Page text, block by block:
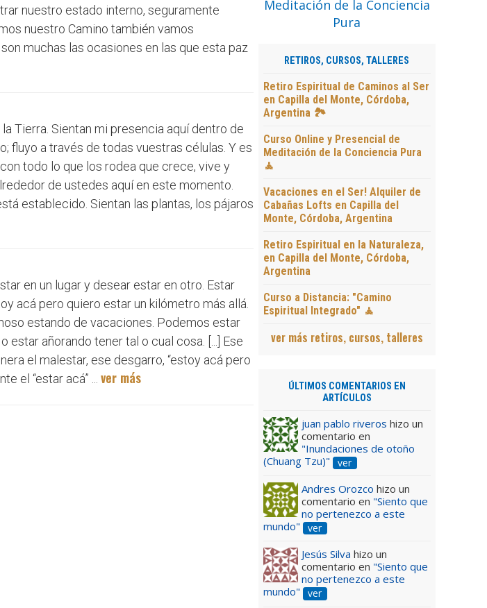
nuestro estado interno, seguramente
nuestro Camino también vamos
muchas las ocasiones en las que esta paz
Tierra. Sientan mi presencia aquí dentro de
fluyo a través de todas vuestras células. Y es
todo lo que los rodea que crece, vive y
de ustedes aquí en este momento.
establecido. Sientan las plantas, los pájaros
en un lugar y desear estar en otro. Estar
acá pero quiero estar un kilómetro más allá.
estando de vacaciones. Podemos estar
estar añorando tener tal o cual cosa. [...] Ese
el malestar, ese desgarro, “estoy acá pero
el “estar acá” ... ver más
RETIROS, CURSOS, TALLERES
Retiro Espiritual de Caminos al Ser
en Capilla del Monte, Córdoba,
Argentina 🏞️
Curso Online y Presencial de
Meditación de la Conciencia Pura
🧘
Vacaciones en el Ser! Alquiler de
Cabañas Lofts en Capilla del
Monte, Córdoba, Argentina
Retiro Espiritual en la Naturaleza,
en Capilla del Monte, Córdoba,
Argentina
Curso a Distancia: "Camino
Espiritual Integrado" 🧘
ver más retiros, cursos, talleres
ÚLTIMOS COMENTARIOS EN
ARTÍCULOS
juan pablo riveros hizo un
comentario en
"Inundaciones de otoño
(Chuang Tzu)"
ver
Andres Orozco hizo un
comentario en "Siento que
no pertenezco a este
mundo"
ver
Jesús Silva hizo un
comentario en "Siento que
no pertenezco a este
mundo"
ver